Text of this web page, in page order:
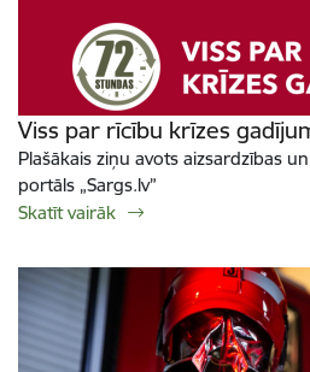
Viss par rīcību krīzes
Plašākais ziņu avots aizsardzības
portāls „Sargs.lv”
Skatīt vairāk